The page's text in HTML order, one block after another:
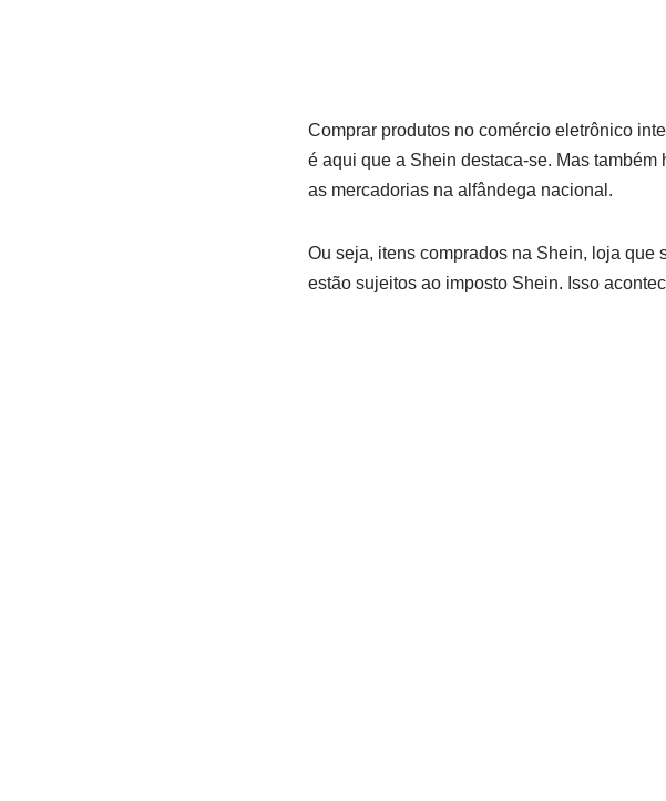
Comprar produtos no comércio eletrônico
é aqui que a Shein destaca-se. Mas
as mercadorias na alfândega nacional.
Ou seja, itens comprados na Shein, loja que
estão sujeitos ao imposto Shein. Isso